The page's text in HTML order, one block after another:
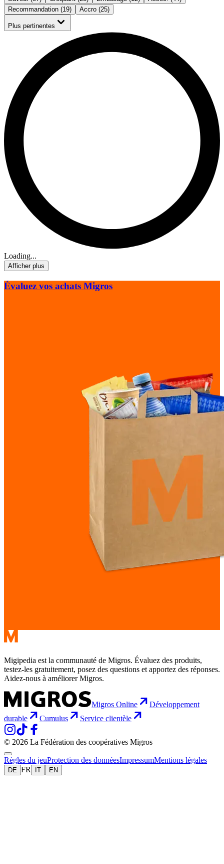
Recommandation (19)
Accro (25)
Plus pertinentes
Loading...
Afficher plus
Évaluez vos achats Migros
Migipedia est la communauté de Migros. Évaluez des produits,
testez-les gratuitement, posez des questions et apportez des réponses.
Aidez-nous à améliorer Migros.
Migros Online
Développement
durable
Cumulus Service clientèle
© 2026 La Fédération des coopératives Migros
Règles du jeuProtection des donnéesImpressumMentions légales
DE FR IT EN